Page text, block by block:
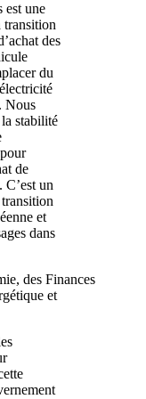
est une
transition
des
du
Nous
stabilité
de
C’est un
et
dans
des Finances
et